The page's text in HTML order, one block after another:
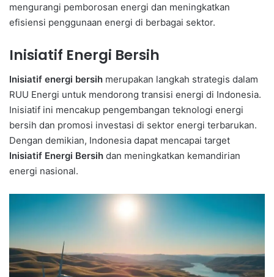
mengurangi pemborosan energi dan meningkatkan
efisiensi penggunaan energi di berbagai sektor.
Inisiatif Energi Bersih
Inisiatif energi bersih merupakan langkah strategis dalam
RUU Energi untuk mendorong transisi energi di Indonesia.
Inisiatif ini mencakup pengembangan teknologi energi
bersih dan promosi investasi di sektor energi terbarukan.
Dengan demikian, Indonesia dapat mencapai target
Inisiatif Energi Bersih dan meningkatkan kemandirian
energi nasional.